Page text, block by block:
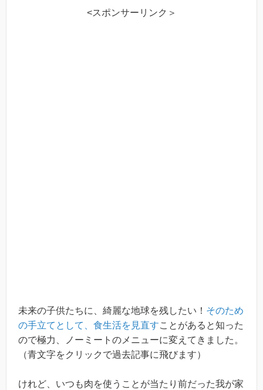
<スポンサーリンク＞
未来の子供たちに、綺麗な地球を残したい！ そのため
の手立てとして、食生活を見直すことがあると知った
ので極力、ノーミートのメニューに変えてきました。
（青文字をクリックで過去記事に飛びます）
けれど、いつも肉を使うことが当たり前だった我が家